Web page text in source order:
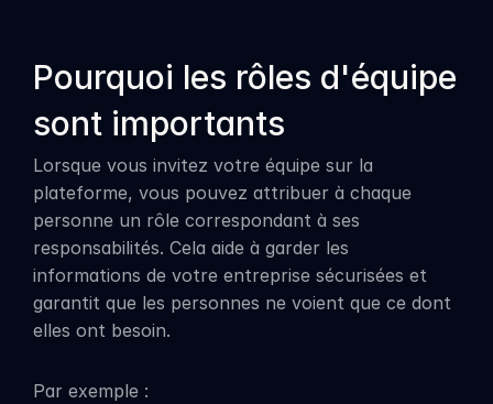
Pourquoi les rôles d'équipe
sont importants
Lorsque vous invitez votre équipe sur la
plateforme, vous pouvez attribuer à chaque
personne un rôle correspondant à ses
responsabilités. Cela aide à garder les
informations de votre entreprise sécurisées et
garantit que les personnes ne voient que ce dont
elles ont besoin.
Par exemple :